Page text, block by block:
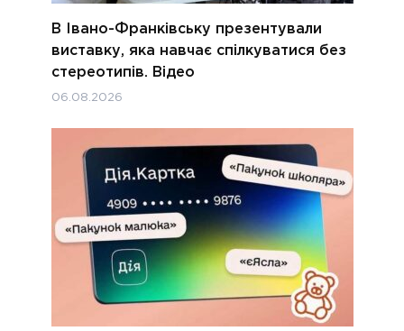
В Івано-Франківську презентували
виставку, яка навчає спілкуватися без
стереотипів. Відео
06.08.2026